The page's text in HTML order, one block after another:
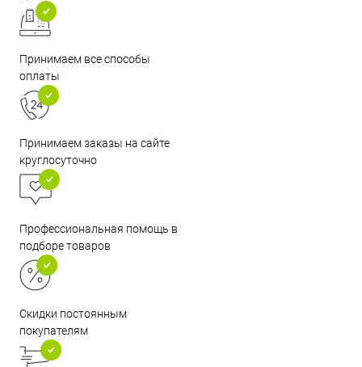
Принимаем все способы
оплаты
Принимаем заказы на сайте
круглосуточно
Профессиональная помощь в
подборе товаров
Скидки постоянным
покупателям